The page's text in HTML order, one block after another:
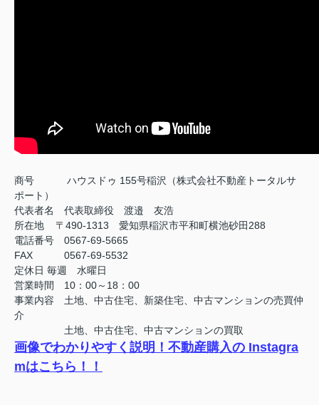
商号
ハウスドゥ 155号稲沢（株式会社不動産トータルサ
ポート）
代表者名 代表取締役 渡邉 友浩
所在地 〒490-1313 愛知県稲沢市平和町横池砂田288
電話番号 0567-69-5665
FAX
0567-69-5532
定休日 毎週 水曜日
営業時間 10：00～18：00
事業内容 土地、中古住宅、新築住宅、中古マンションの売買仲
介
土地、中古住宅、中古マンションの買取
画像でわかりやすく説明！不動産購入の Instagra
mはこちら！！